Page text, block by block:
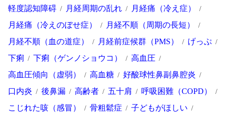
軽度認知障碍
月経周期の乱れ
月経痛（冷え症）
月経痛（冷えのぼせ症）
月経不順（周期の長短）
月経不順（血の道症）
月経前症候群（PMS）
げっぷ
下痢
下痢（ゲンノショウコ）
高血圧
高血圧傾向（虚弱）
高血糖
好酸球性鼻副鼻腔炎
口内炎
後鼻漏 高齢者 五十肩
呼吸困難（COPD）
こじれた咳（感冒）
骨粗鬆症
子どもがほしい